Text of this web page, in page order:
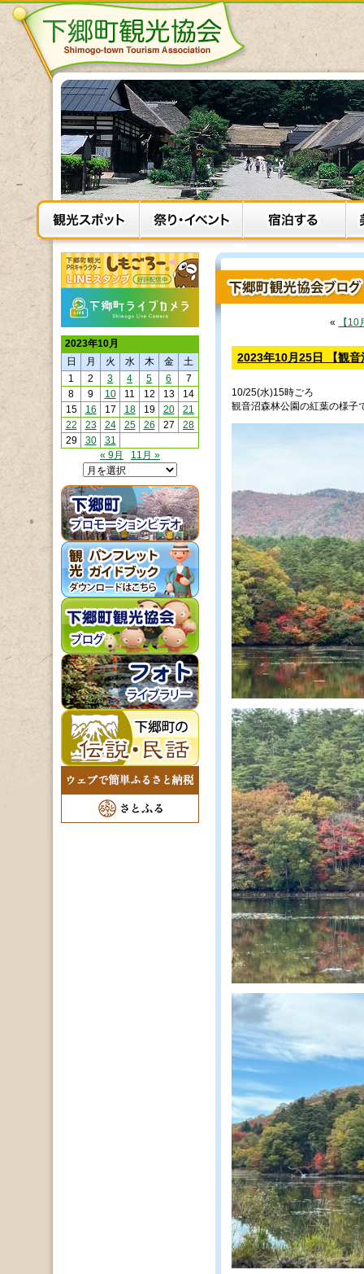
« 【
2023年10月25日 【観
10/25(水)15時ごろ
観音沼森林公園の紅葉の様子
2023年10月
日
月 火 水 木 金
土
1
2 3 4 5 6
7
8
9 10 11 12 13
14
15
16 17 18 19 20
21
22
23 24 25 26 27
28
29
30
31
« 9月
11月 »